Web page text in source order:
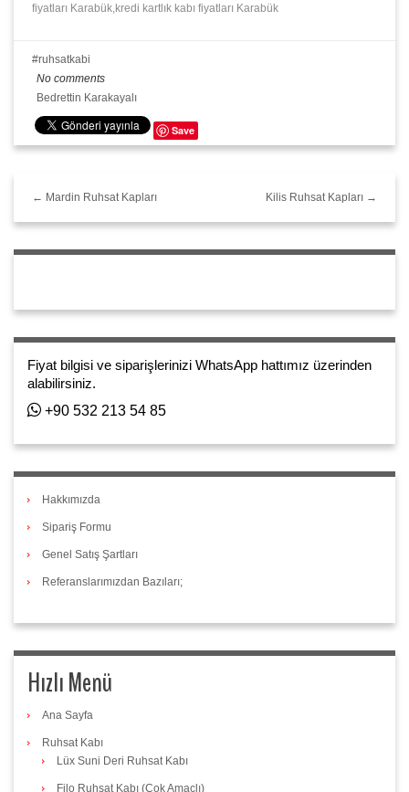
fiyatları Karabük,kredi kartlık kabı fiyatları Karabük
ruhsatkabi
No comments
Bedrettin Karakayalı
Save
← Mardin Ruhsat Kapları Kilis Ruhsat Kapları →
Fiyat bilgisi ve siparişlerinizi WhatsApp hattımız üzerinden
alabilirsiniz.
+90 532 213 54 85
Hakkımızda
Sipariş Formu
Genel Satış Şartları
Referanslarımızdan Bazıları;
Hızlı Menü
Ana Sayfa
Ruhsat Kabı
Lüx Suni Deri Ruhsat Kabı
Filo Ruhsat Kabı (Çok Amaçlı)